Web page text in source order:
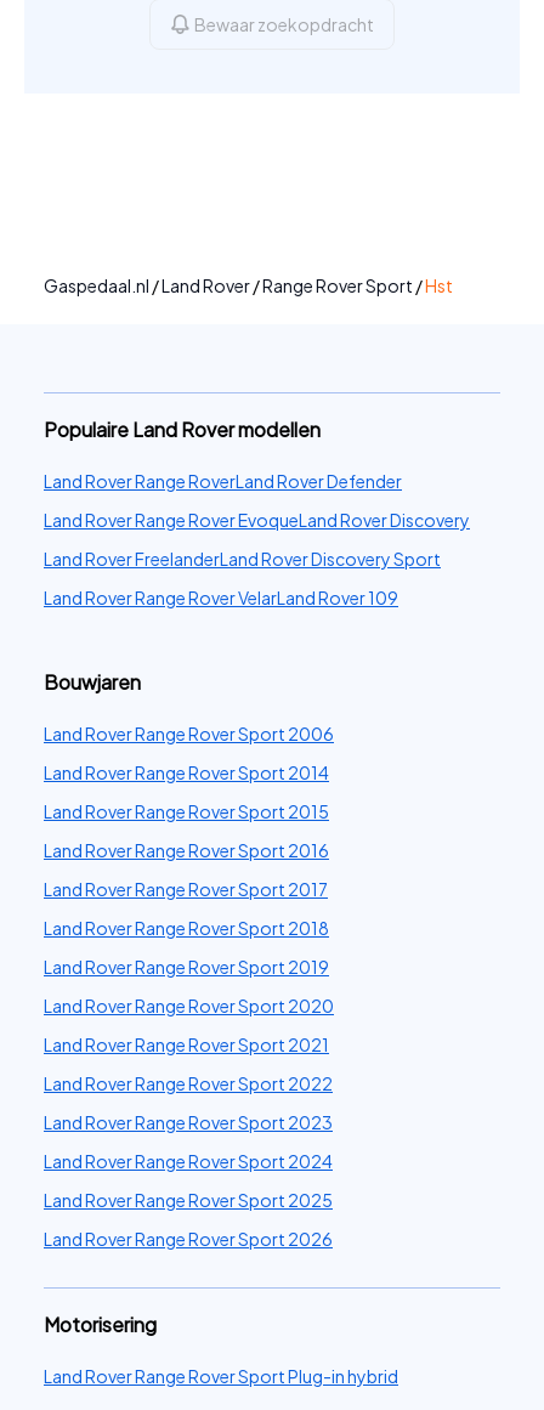
Bewaar zoekopdracht
Gaspedaal.nl /Land Rover/Range Rover Sport /Hst
Populaire Land Rover modellen
Land Rover Range RoverLand Rover Defender
Land Rover Range Rover EvoqueLand Rover Discovery
Land Rover FreelanderLand Rover Discovery Sport
Land Rover Range Rover VelarLand Rover 109
Bouwjaren
Land Rover Range Rover Sport 2006
Land Rover Range Rover Sport 2014
Land Rover Range Rover Sport 2015
Land Rover Range Rover Sport 2016
Land Rover Range Rover Sport 2017
Land Rover Range Rover Sport 2018
Land Rover Range Rover Sport 2019
Land Rover Range Rover Sport 2020
Land Rover Range Rover Sport 2021
Land Rover Range Rover Sport 2022
Land Rover Range Rover Sport 2023
Land Rover Range Rover Sport 2024
Land Rover Range Rover Sport 2025
Land Rover Range Rover Sport 2026
Motorisering
Land Rover Range Rover Sport Plug-in hybrid